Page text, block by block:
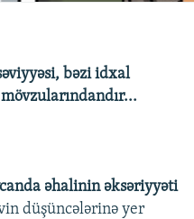
bəzi idxal
əhalinin əksəriyyəti
düşüncələrinə yer